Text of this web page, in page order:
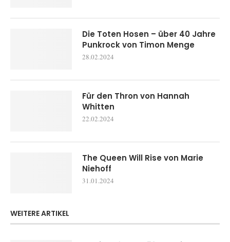
Die Toten Hosen – über 40 Jahre
Punkrock von Timon Menge
28.02.2024
Für den Thron von Hannah
Whitten
22.02.2024
The Queen Will Rise von Marie
Niehoff
31.01.2024
WEITERE ARTIKEL